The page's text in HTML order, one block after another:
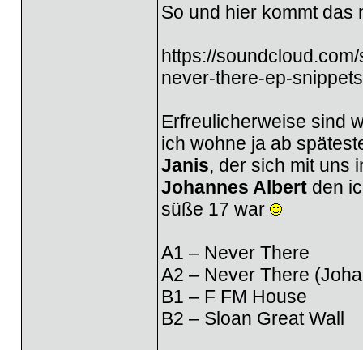
So und hier kommt das
https://
never-there-ep-snippets
Erfreulicherweise sind
ich wohne ja ab
Janis, der sich mit uns
Johannes Albertden
süße 17 war
A1 – Never There
A2 – Never There
B1 – F FM House
B2 – Sloan Great Wall